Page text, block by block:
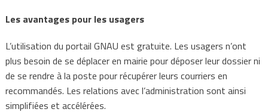
Les avantages pour les usagers
L’utilisation du portail GNAU est gratuite. Les usagers n’ont
plus besoin de se déplacer en mairie pour déposer leur dossier ni
de se rendre à la poste pour récupérer leurs courriers en
recommandés. Les relations avec l’administration sont ainsi
simplifiées et accélérées.